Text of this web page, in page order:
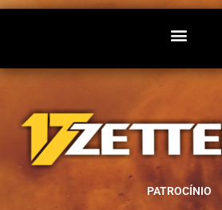
PATROCÍNIO